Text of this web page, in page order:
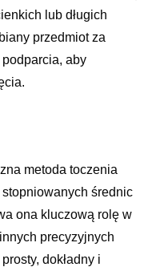
lub długich
przedmiot za
aby
metoda toczenia
średnic
ona kluczową rolę w
precyzyjnych
dokładny i